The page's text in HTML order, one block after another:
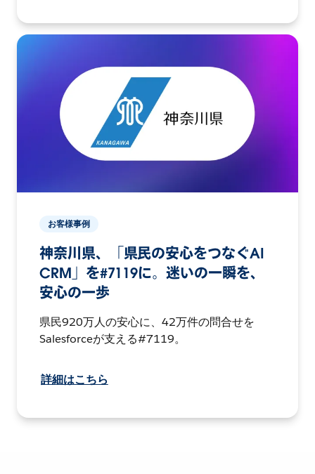
お客様事例
神奈川県、「県民の安心をつなぐAI
CRM」を#7119に。迷いの一瞬を、
安心の一歩
県民920万人の安心に、42万件の問合せを
Salesforceが支える#7119。
詳細はこちら